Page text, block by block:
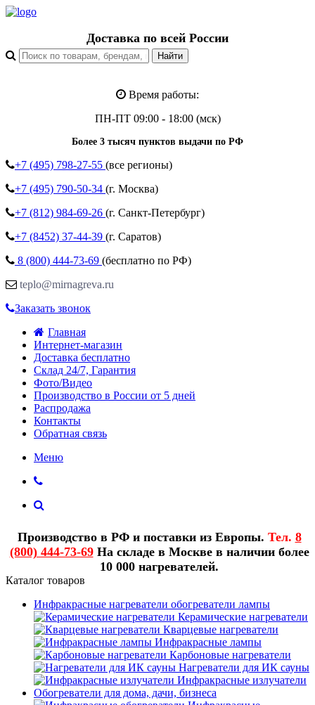
Доставка по всей России
Время работы:
ПН-ПТ 09:00 - 18:00 (мск)
Более 3 тысяч пунктов выдачи по РФ
+7 (495) 798-27-55 (все регионы)
+7 (495) 790-50-34 (г. Москва)
+7 (812) 984-69-26 (г. Санкт-Петербург)
+7 (8452) 37-44-39 (г. Саратов)
8 (800) 444-73-69 (бесплатно по РФ)
teplo@mirnagreva.ru
Заказать звонок
Главная
Интернет-магазин
Доставка бесплатно
Склад 24/7, Гарантия
Фото/Видео
Производство в России от 5 дней
Распродажа
Контакты
Обратная связь
Меню
Производство в РФ и поставки из Европы. Тел. 8
(800) 444-73-69На складе в Москве в наличии более
10 000 нагревателей.
Каталог товаров
Инфракрасные нагреватели обогреватели лампы
Керамические нагреватели
Кварцевые нагреватели
Инфракрасные лампы
Карбоновые нагреватели
Нагреватели для ИК сауны
Инфракрасные излучатели
Обогреватели для дома, дачи, бизнеса